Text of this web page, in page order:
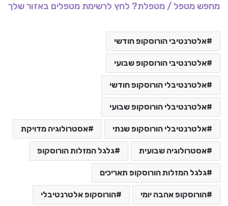
מחפש מטפל / מטפלת? לחץ לרשימת מטפלים באזור שלך
אלטרנטיבי הורוסקופ חודשי
אלטרנטיבי הורוסקופ שבועי
אלטרנטיבלי הורוסקופ חודשי
אלטרנטיבלי הורוסקופ שבועי
אלטרנטיבלי הורוסקופ שנתי אסטרולוגיה מדויקת
אסטרולוגיה שבועית גלגל המזלות הורוסקופ
גלגל המזלות הורוסקופ תאריכים
הורוסקופ אהבה יומי הורוסקופ אלטרנטיבלי